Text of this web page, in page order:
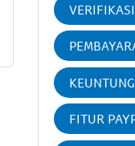
VERIFIKASI
FITUR